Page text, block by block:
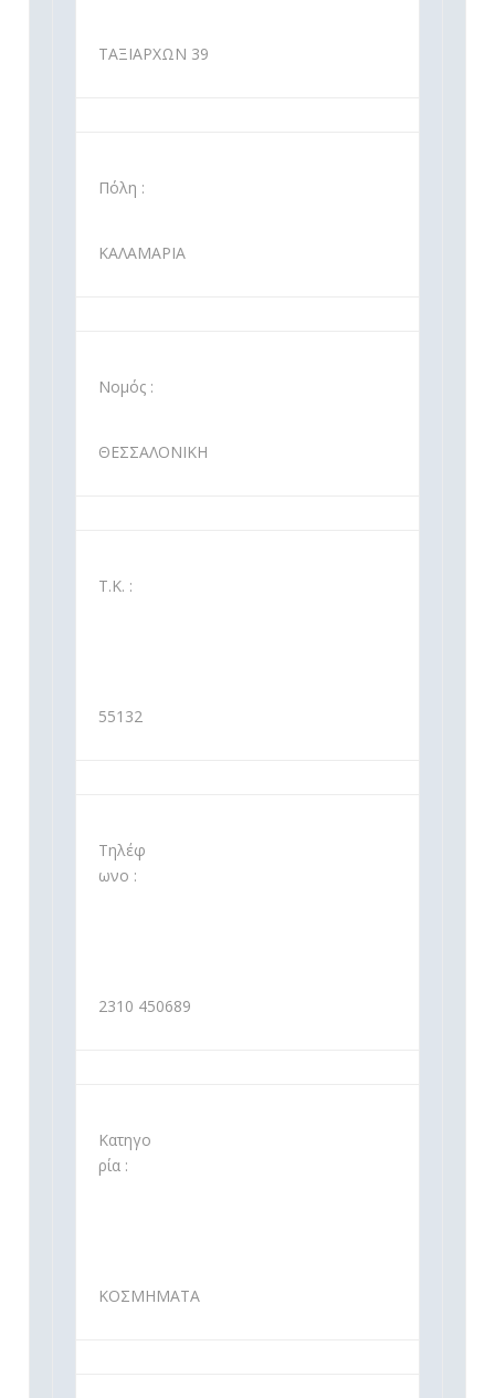
ΤΑΞΙΑΡΧΩΝ 39
Πόλη :
ΚΑΛΑΜΑΡΙΑ
Νομός :
ΘΕΣΣΑΛΟΝΙΚΗ
Τ.Κ. :
55132
Τηλέφ
ωνο :
2310 450689
Κατηγο
ρία :
ΚΟΣΜΗΜΑΤΑ